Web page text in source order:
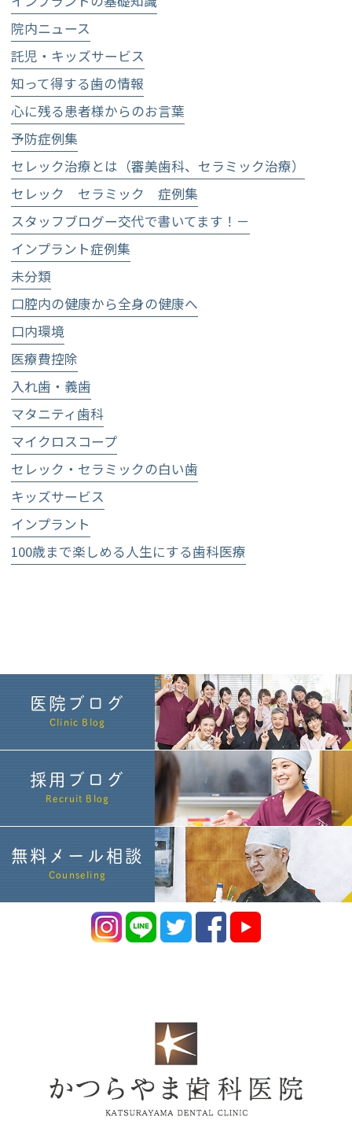
院内ニュース
託児・キッズサービス
知って得する歯の情報
心に残る患者様からのお言葉
予防症例集
セレック治療とは（審美歯科、セラミック治療）
セレック セラミック 症例集
スタッフブログー交代で書いてます！－
インプラント症例集
未分類
口腔内の健康から全身の健康へ
口内環境
医療費控除
入れ歯・義歯
マタニティ歯科
マイクロスコープ
セレック・セラミックの白い歯
キッズサービス
インプラント
100歳まで楽しめる人生にする歯科医療
医院ブログ
Clinic Blog
採用ブログ
Recruit Blog
無料メール相談
Counseling